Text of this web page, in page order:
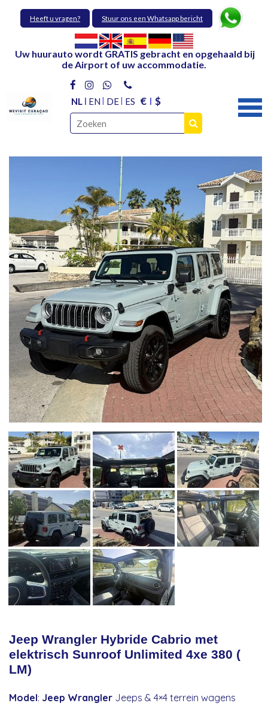
Heeft u vragen? Stuur ons een Whatsapp bericht
Uw huurauto wordt GRATIS gebracht en opgehaald bij
de Airport of uw accommodatie.
NL EN DE ES € $
Jeep Wrangler Hybride Cabrio met
elektrisch Sunroof Unlimited 4xe 380 (
LM)
Model: Jeep Wrangler Jeeps & 4×4 terrein wagens